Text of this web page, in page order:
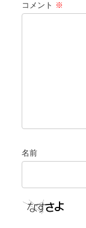
コメント ※
名前